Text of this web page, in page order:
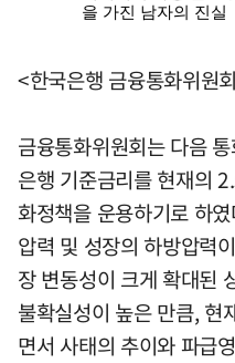
<한국은행 금융통화위원
금융통화위원회는 다음
은행 기준금리를 현재의
화정책을 운용하기로 하
압력 및 성장의 하방압력
장 변동성이 크게 확대된
불확실성이 높은 만큼, 현
면서 사태의 추이와 파급